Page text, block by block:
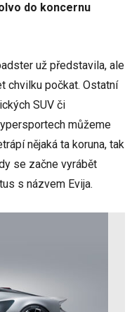
do koncernu
už představila, ale
chvilku počkat. Ostatní
SUV či
můžeme
nějaká ta koruna, tak
se začne vyrábět
s názvem Evija.